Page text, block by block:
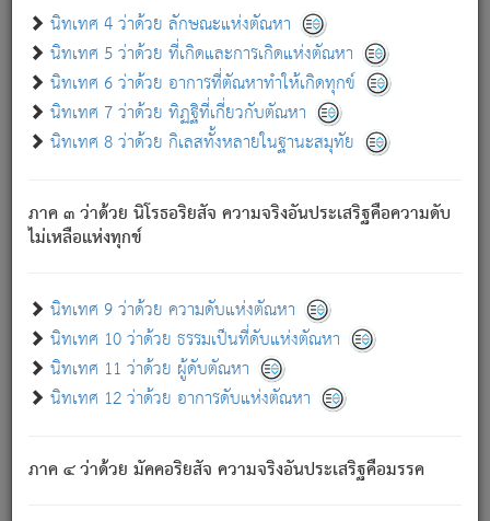
นิทเทศ 4 ว่าด้วย ลักษณะแห่งตัณหา
นิทเทศ 5 ว่าด้วย ที่เกิดและการเกิดแห่งตัณหา
นิทเทศ 6 ว่าด้วย อาการที่ตัณหาทำให้เกิดทุกข์
นิทเทศ 7 ว่าด้วย ทิฏฐิที่เกี่ยวกับตัณหา
นิทเทศ 8 ว่าด้วย กิเลสทั้งหลายในฐานะสมุทัย
ภาค ๓ ว่าด้วย นิโรธอริยสัจ ความจริงอันประเสริฐคือความดับ
ไม่เหลือแห่งทุกข์
นิทเทศ 9 ว่าด้วย ความดับแห่งตัณหา
นิทเทศ 10 ว่าด้วย ธรรมเป็นที่ดับแห่งตัณหา
นิทเทศ 11 ว่าด้วย ผู้ดับตัณหา
นิทเทศ 12 ว่าด้วย อาการดับแห่งตัณหา
ภาค ๔ ว่าด้วย มัคคอริยสัจ ความจริงอันประเสริฐคือมรรค
อย่างนี้อยู่; เขาย่อมละภวตัณหาได้ และไม่เพลิดเพลินวิภวตัณหา
ด้วย.
ความดับเพราะความสำรอกไม่เหลือ (แห่งภพทั้งหลาย)
เพราะความสิ้นไปแห่งตัณหาโดยประการทั้งปวง นั้นคือ
นิพพาน.
ภพใหม่ย่อมไม่มีแก่ภิกษุนั้น ผู้ดับเย็นสนิทแล้ว เพราะไม่มี
ภิกษุนั้น เป็นผู้ครอบงำมารได้แล้ว ชนะสงครามแล้ว ก้าวล่วง
ภพทั้งหลายทั้งปวงได้แล้ว เป็นผู้คงที่ (คือไม่เปลี่ยนแปลงอีกต่อ
- อุ.ขุ. ๒๕/๑๒๑/๘๔.
(ข้อความนี้ เป็นพระพุทธอุทานที่ทรงเปล่งออก ที่โคนต้นโพธิ์
เป็นที่ตรัสรู้ เมื่อตรัสรู้แล้วได้ 7 วัน)